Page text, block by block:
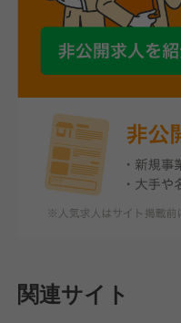
関連サイト